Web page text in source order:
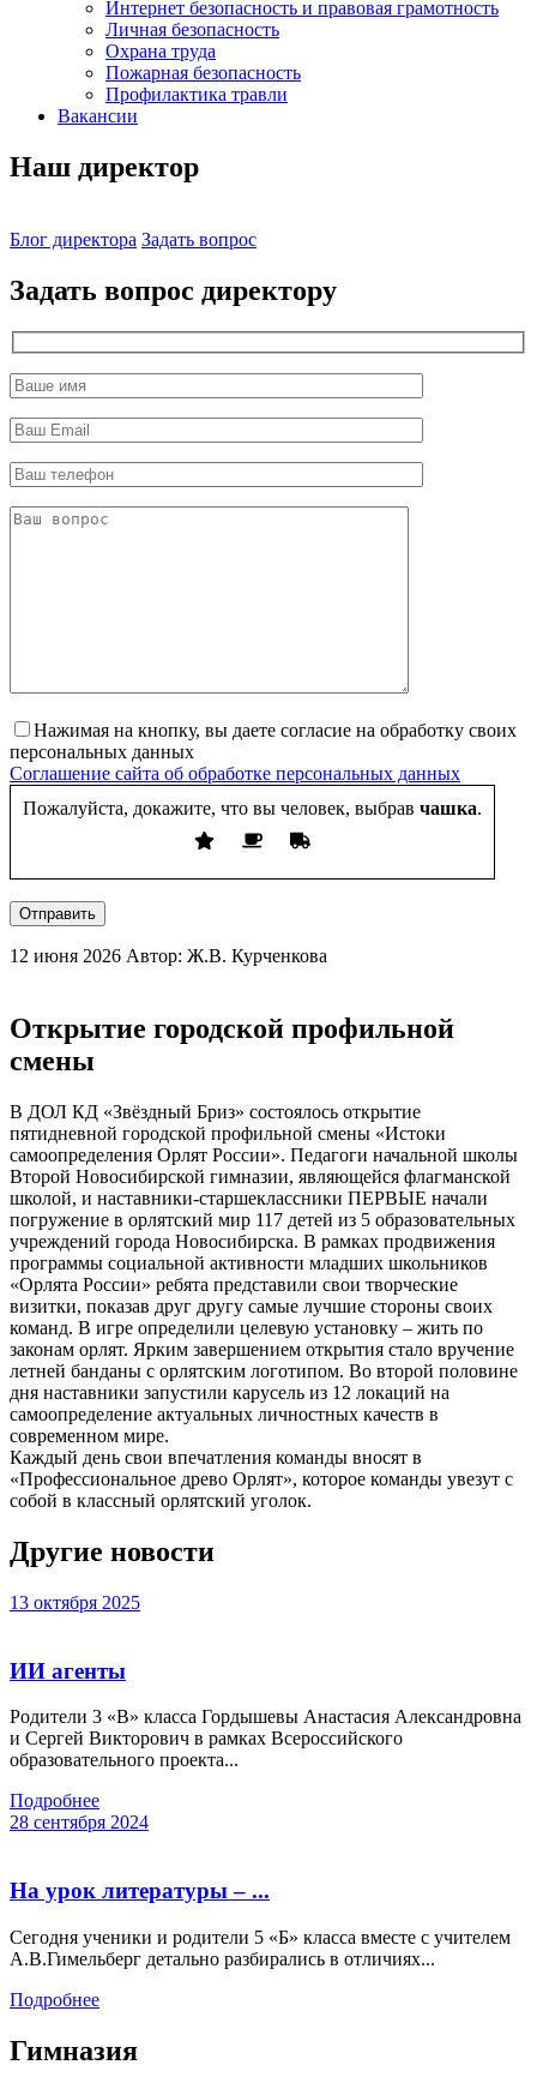
Интернет безопасность и правовая грамотность
Личная безопасность
Охрана труда
Пожарная безопасность
Профилактика травли
Вакансии
Наш директор
Блог директора Задать вопрос
Задать вопрос директору
Нажимая на кнопку, вы даете согласие на обработку своих
персональных данных
Соглашение сайта об обработке персональных данных
Пожалуйста, докажите, что вы человек, выбрав чашка.
Отправить
12 июня 2026 Автор: Ж.В. Курченкова
Открытие городской профильной
смены
В ДОЛ КД «Звёздный Бриз» состоялось открытие
пятидневной городской профильной смены «Истоки
самоопределения Орлят России». Педагоги начальной школы
Второй Новосибирской гимназии, являющейся флагманской
школой, и наставники-старшеклассники ПЕРВЫЕ начали
погружение в орлятский мир 117 детей из 5 образовательных
учреждений города Новосибирска. В рамках продвижения
программы социальной активности младших школьников
«Орлята России» ребята представили свои творческие
визитки, показав друг другу самые лучшие стороны своих
команд. В игре определили целевую установку – жить по
законам орлят. Ярким завершением открытия стало вручение
летней банданы с орлятским логотипом. Во второй половине
дня наставники запустили карусель из 12 локаций на
самоопределение актуальных личностных качеств в
современном мире.
Каждый день свои впечатления команды вносят в
«Профессиональное древо Орлят», которое команды увезут с
собой в классный орлятский уголок.
Другие новости
13 октября 2025
ИИ агенты
Родители 3 «В» класса Гордышевы Анастасия Александровна
и Сергей Викторович в рамках Всероссийского
образовательного проекта...
Подробнее
28 сентября 2024
На урок литературы – ...
Сегодня ученики и родители 5 «Б» класса вместе с учителем
А.В.Гимельберг детально разбирались в отличиях...
Подробнее
Гимназия